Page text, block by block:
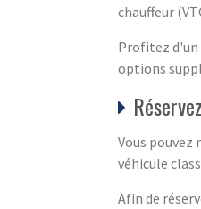
chauffeur
Profitez d'un
options
Vous pouvez
véhicule
Afin de